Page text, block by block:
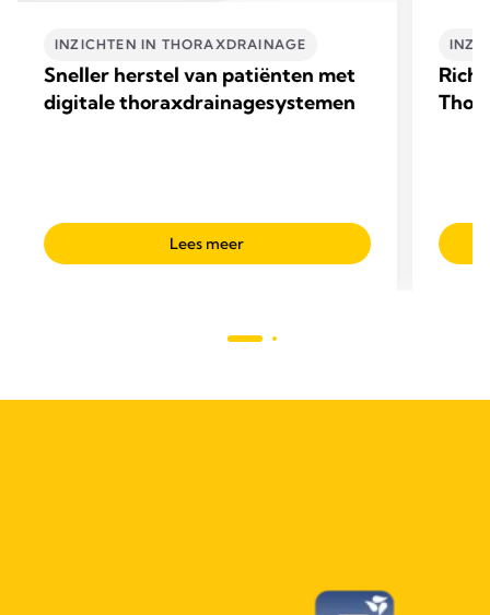
INZICHTEN IN THORAXDRAINAGE​
Sneller herstel van patiënten met
digitale thoraxdrainagesystemen
Lees meer